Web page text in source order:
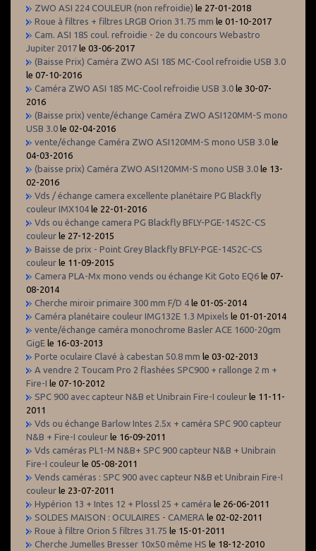
ZWO ASI 224 COULEUR (non refroidie) le 27-01-2018
Roue à filtres + filtres LRGB Orion 31.75 mm le 01-10-2017
Cam. ASI 185 coul. refroidie - 2e du concours Webastro
Jupiter 2017 le 03-06-2017
(Baisse Prix) Caméra ZWO ASI 185 MC-Cool refroidie USB 3.0
le 07-10-2016
Caméra ZWO ASI 185 MC-Cool refroidie USB 3.0 le 30-07-
2016
(Baisse prix) vente/échange Caméra ZWO ASI120MM-S mono
USB 3.0 le 02-04-2016
vente/échange Caméra ZWO ASI120MM-S mono USB 3.0 le
04-03-2016
(baisse prix) Caméra ZWO ASI120MM-S mono USB 3.0 le 13-
02-2016
Vds / échange camera excellente planétaire PG Blackfly
couleur IMX104 le 22-01-2016
Vds ou échange camera PG Blackfly BFLY-PGE-14S2C-CS
couleur le 27-12-2015
Baisse de prix - Point Grey Blackfly BFLY-PGE-14S2C-CS
couleur le 11-09-2015
Camera PLA-Mx mono vends ou échange Kit Goto EQ6 le 07-
08-2014
Cherche miroir primaire 300 mm F/D 4 le 01-05-2014
Caméra planétaire couleur IMG132E 1.3 Mpixels le 01-01-2014
vente/échange caméra monochrome Basler ACE 1600-20gm
GigE le 16-03-2013
Porte oculaire Clavé à cabestan 50.8 mm le 03-02-2013
A vendre 2 Toucam Pro 2 flashées SPC900 + rallonge 2 m +
Fire-I le 07-10-2012
SPC 900 avec capteur N&B et Unibrain Fire-I couleur le 11-11-
2011
Vds ou échange Barlow Intes 2.5x + caméra SPC 900 capteur
N&B + Fire-I couleur le 16-09-2011
Vds caméras PL1-M N&B+ SPC 900 capteur N&B + Unibrain
Fire-I couleur le 05-08-2011
Vends caméras : SPC 900 avec capteur N&B et Unibrain Fire-I
couleur le 23-07-2011
Hypérion 13 + Intes 12 + Plossl 25 + caméra le 26-06-2011
SOLDES MAISON : OCULAIRES - CAMERA le 02-02-2011
Roue à filtre Orion 5 filtres 31.75 le 15-01-2011
Cherche Jumelles Bresser 10x50 même HS le 18-12-2010